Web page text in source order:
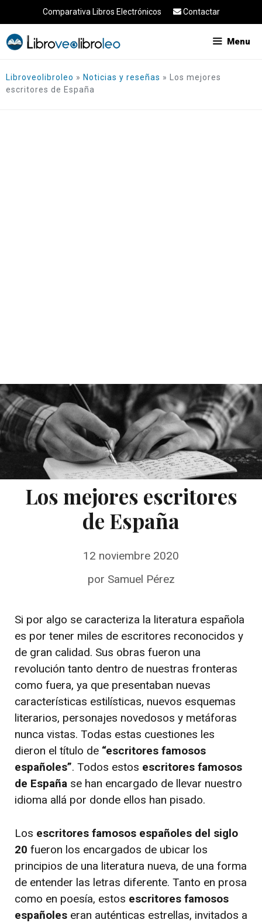
al
contenido
Comparativa Libros Electrónicos Contactar
Menu
Libroveolibroleo » Noticias y reseñas »
Los mejores
escritores de España
Los mejores escritores
de España
12 noviembre 2020
por Samuel Pérez
Si por algo se caracteriza la literatura española
es por tener miles de escritores reconocidos y
de gran calidad. Sus obras fueron una
revolución tanto dentro de nuestras fronteras
como fuera, ya que presentaban nuevas
características estilísticas, nuevos esquemas
literarios, personajes novedosos y metáforas
nunca vistas. Todas estas cuestiones les
dieron el título de “escritores famosos
españoles”. Todos estos escritores famosos
de España se han encargado de llevar nuestro
idioma allá por donde ellos han pisado.
Los escritores famosos españoles del siglo
20 fueron los encargados de ubicar los
principios de una literatura nueva, de una forma
de entender las letras diferente. Tanto en prosa
como en poesía, estos escritores famosos
españoles eran auténticas estrellas, invitados a